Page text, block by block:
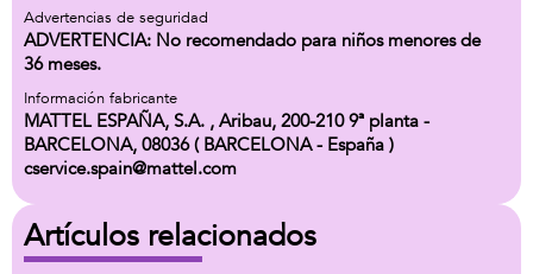
Advertencias de seguridad
ADVERTENCIA: No recomendado para niños menores de
36 meses.
Información fabricante
MATTEL ESPAÑA, S.A. , Aribau, 200-210 9ª planta -
BARCELONA, 08036 ( BARCELONA - España )
cservice.spain@mattel.com
Artículos relacionados